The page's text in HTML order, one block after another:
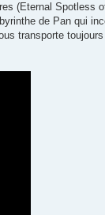
(Eternal Spotless
de Pan qui
transporte